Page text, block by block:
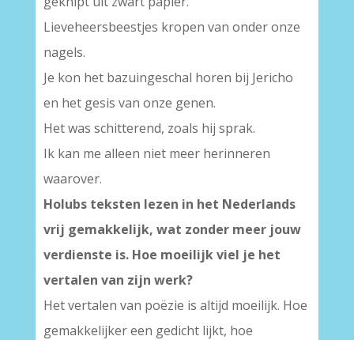
Lieveheersbeestjes kropen van onder onze
nagels.
Je kon het bazuingeschal horen bij Jericho
en het gesis van onze genen.
Het was schitterend, zoals hij sprak.
Ik kan me alleen niet meer herinneren
waarover.
Holubs teksten lezen in het Nederlands
vrij gemakkelijk, wat zonder meer jouw
verdienste is. Hoe moeilijk viel je het
vertalen van zijn werk?
Het vertalen van poëzie is altijd moeilijk. Hoe
gemakkelijker een gedicht lijkt, hoe